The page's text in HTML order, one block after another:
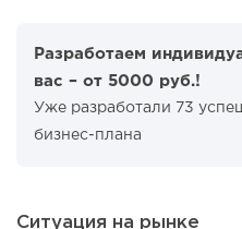
Разработаем
вас – от 5000 руб.!
Уже разработали 73
бизнес-плана
Ситуация на рынке